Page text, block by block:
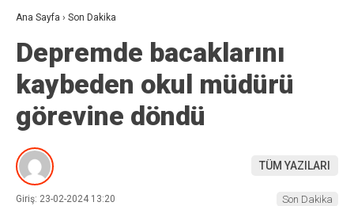
Ana Sayfa › Son Dakika
Depremde bacaklarını
kaybeden okul müdürü
görevine döndü
TÜM YAZILARI
Giriş: 23-02-2024 13:20
Son Dakika